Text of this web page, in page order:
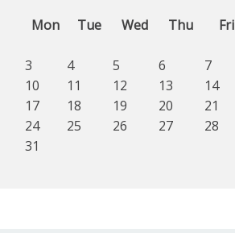
Mon Tue Wed Thu Fri
3
4 5 6 7
10
11 12 13 14
17
18 19 20 21
24
25 26 27 28
31